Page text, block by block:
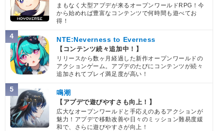
まもなく大型アプデが来るオープンワールドRPG！今
から始めれば豊富なコンテンツで何時間も遊べてお
得！
4 NTE:Neverness to Everness
【コンテンツ続々追加中！】
リリースから数ヶ月経過した新作オープンワールドの
アクションゲーム。アプデのたびにコンテンツが続々
追加されてプレイ満足度が高い！
5 鳴潮
【アプデで遊びやすさも向上！】
広大なオープンワールドと手応えのあるアクションが
魅力！アプデで移動改善や日々のミッション難易度緩
和で、さらに遊びやすさが向上！